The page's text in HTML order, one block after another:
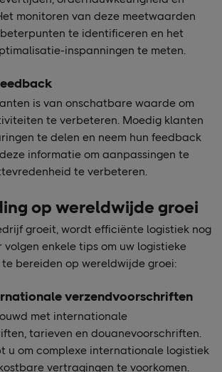
monitoren van deze meetwaarden
te identificeren en het
inspanningen te meten.
is van onschatbare waarde om
te verbeteren. Moedig klanten
te delen en neem hun feedback
informatie om aanpassingen te
te verbeteren.
op wereldwijde groei
groeit, wordt efficiënte logistiek nog
volgen enkele tips om uw logistieke
bereiden op wereldwijde groei:
verzendvoorschriften
met internationale
tarieven en douanevoorschriften.
u om complexe internationale logistiek
vertragingen te voorkomen.